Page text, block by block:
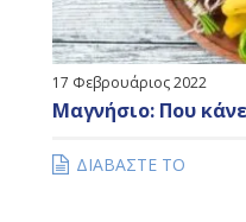
17 Φεβρουάριος 2022
Μαγνήσιο: Που
ΔΙΑΒΑΣΤΕ ΤΟ